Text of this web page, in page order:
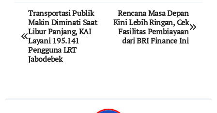
Post
navigation
Transportasi Publik
Makin Diminati Saat
Libur Panjang, KAI
Layani 195.141
Pengguna LRT
Jabodebek
Rencana Masa Depan
Kini Lebih Ringan, Cek
Fasilitas Pembiayaan
dari BRI Finance Ini